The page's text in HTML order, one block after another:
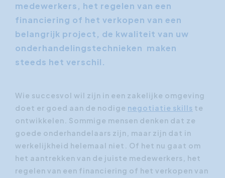
medewerkers, het regelen van een
financiering of het verkopen van een
belangrijk project, de kwaliteit van uw
onderhandelingstechnieken maken
steeds het verschil.
Wie succesvol wil zijn in een zakelijke omgeving
doet er goed aan de nodige negotiatie skills te
ontwikkelen. Sommige mensen denken dat ze
goede onderhandelaars zijn, maar zijn dat in
werkelijkheid helemaal niet. Of het nu gaat om
het aantrekken van de juiste medewerkers, het
regelen van een financiering of het verkopen van